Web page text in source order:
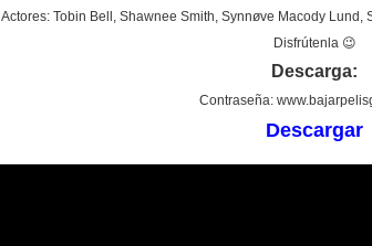
Actores: Tobin Bell, Shawnee Smith, Synnøve Macody Lund,
Disfrútenla 😉
Descarga:
Contraseña:
Descargar